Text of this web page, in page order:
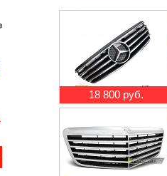
18 800 руб.